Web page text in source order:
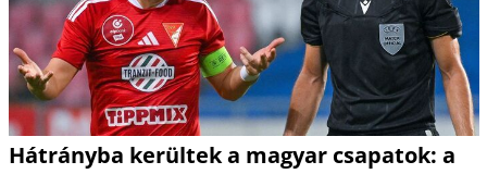
Hátrányba kerültek a magyar csapatok: a